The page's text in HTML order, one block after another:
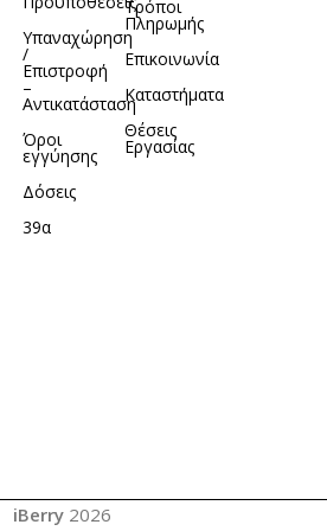
Υπαναχώρηση
/
Επιστροφή
–
Αντικατάσταση
Όροι
εγγύησης
Δόσεις
39α
Τρόποι
Πληρωμής
Επικοινωνία
Καταστήματα
Θέσεις
Εργασίας
iBerry 2026